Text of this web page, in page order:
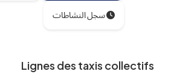
سجل النشاطات
Lignes des taxis collectifs